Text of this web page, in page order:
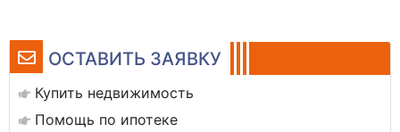
ОСТАВИТЬ ЗАЯВКУ
Купить недвижимость
Помощь по ипотеке